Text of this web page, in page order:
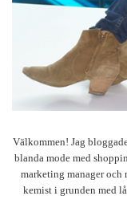
Välkommen! Jag
blanda mode med
marketing manager
kemist i grunden med